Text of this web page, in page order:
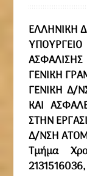
ΕΛΛΗΝΙΚΗ
ΑΣΦΑΛΙΣΗΣ
ΓΕΝΙΚΗ
ΓΕΝΙΚΗ Δ/
ΚΑΙ
ΣΤΗΝ
Δ/ΝΣΗ
Τμήμα